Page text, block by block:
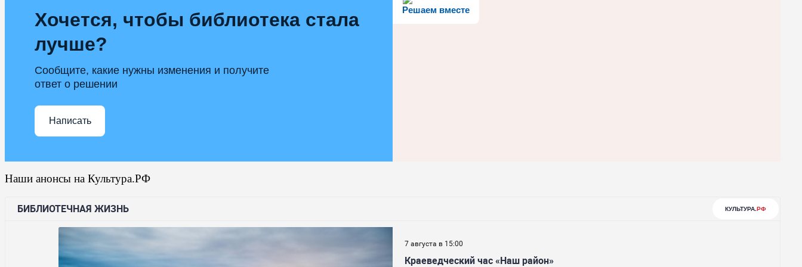
Решаем вместе
Хочется, чтобы библиотека стала
лучше?
Сообщите, какие нужны изменения и получите
ответ о решении
Написать
Наши анонсы на Культура.РФ